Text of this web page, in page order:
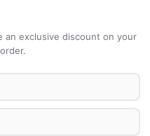
an exclusive discount on your